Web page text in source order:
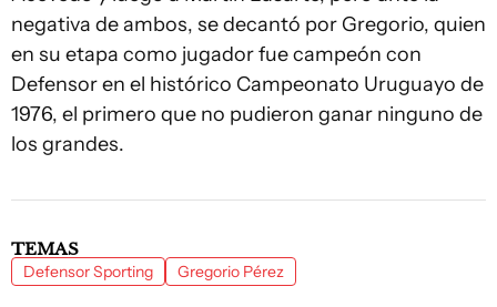
negativa de ambos, se decantó por Gregorio, quien
en su etapa como jugador fue campeón con
Defensor en el histórico Campeonato Uruguayo de
1976, el primero que no pudieron ganar ninguno de
los grandes.
TEMAS
Defensor Sporting Gregorio Pérez